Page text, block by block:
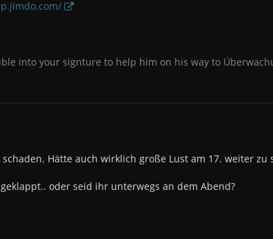
into your signture to help him on his way to
Hätte auch wirklich große Lust am 17. weiter zu
oder seid ihr unterwegs an dem Abend?